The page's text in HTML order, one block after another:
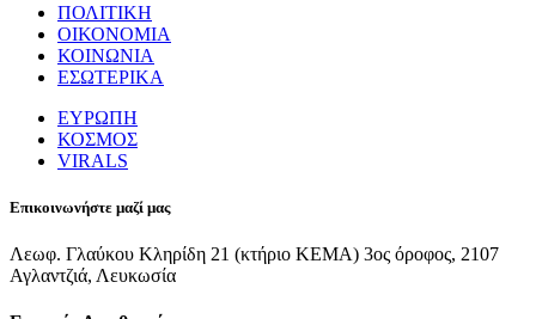
ΠΟΛΙΤΙΚΗ
ΟΙΚΟΝΟΜΙΑ
ΚΟΙΝΩΝΙΑ
ΕΣΩΤΕΡΙΚΑ
ΕΥΡΩΠΗ
ΚΟΣΜΟΣ
VIRALS
Επικοινωνήστε μαζί μας
Λεωφ. Γλαύκου Κληρίδη 21 (κτήριο ΚΕΜΑ) 3ος όροφος, 2107
Αγλαντζιά, Λευκωσία